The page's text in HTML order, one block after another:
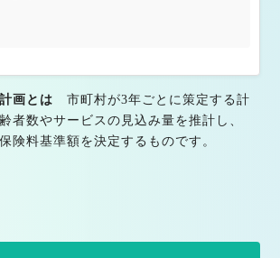
画とは 市町村が3年ごとに策定する計
者数やサービスの見込み量を推計し、
険料基準額を決定するものです。